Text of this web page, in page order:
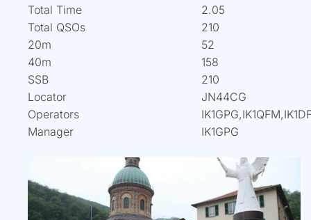
Total Time
2.05
Total QSOs
210
20m
52
40m
158
SSB
210
Locator
JN44CG
Operators
Manager
IK1GPG